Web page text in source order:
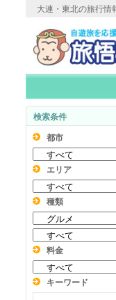
大連・東北の旅行情
検索条件
都市
エリア
種類
料金
キーワード